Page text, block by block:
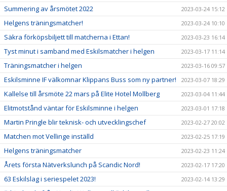
Summering av årsmötet 2022 2023-03-24 15:12
Helgens träningsmatcher! 2023-03-24 10:10
Säkra förköpsbiljett till matcherna i Ettan! 2023-03-23 16:14
Tyst minut i samband med Eskilsmatcher i helgen 2023-03-17 11:14
Träningsmatcher i helgen 2023-03-16 09:57
Eskilsminne IF välkomnar Klippans Buss som ny partner! 2023-03-07 18:29
Kallelse till årsmöte 22 mars på Elite Hotel Mollberg 2023-03-04 11:44
Elitmotstånd väntar för Eskilsminne i helgen 2023-03-01 17:18
Martin Pringle blir teknisk- och utvecklingschef 2023-02-27 20:02
Matchen mot Vellinge inställd 2023-02-25 17:19
Helgens träningsmatcher 2023-02-23 11:24
Årets första Nätverkslunch på Scandic Nord! 2023-02-17 17:20
63 Eskilslag i seriespelet 2023! 2023-02-14 13:29